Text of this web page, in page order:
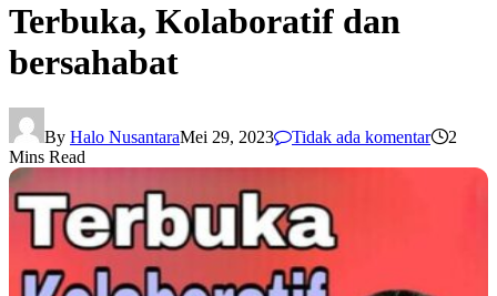
Terbuka, Kolaboratif dan
bersahabat
By Halo NusantaraMei 29, 2023 Tidak ada komentar
2
Mins Read